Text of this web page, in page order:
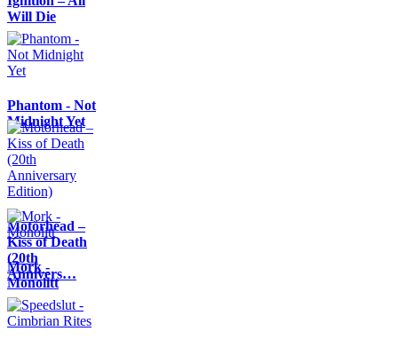
Will Die
Phantom - Not
Midnight Yet
Motörhead –
Kiss of Death
(20th
Annivers…
Mork -
Monolitt